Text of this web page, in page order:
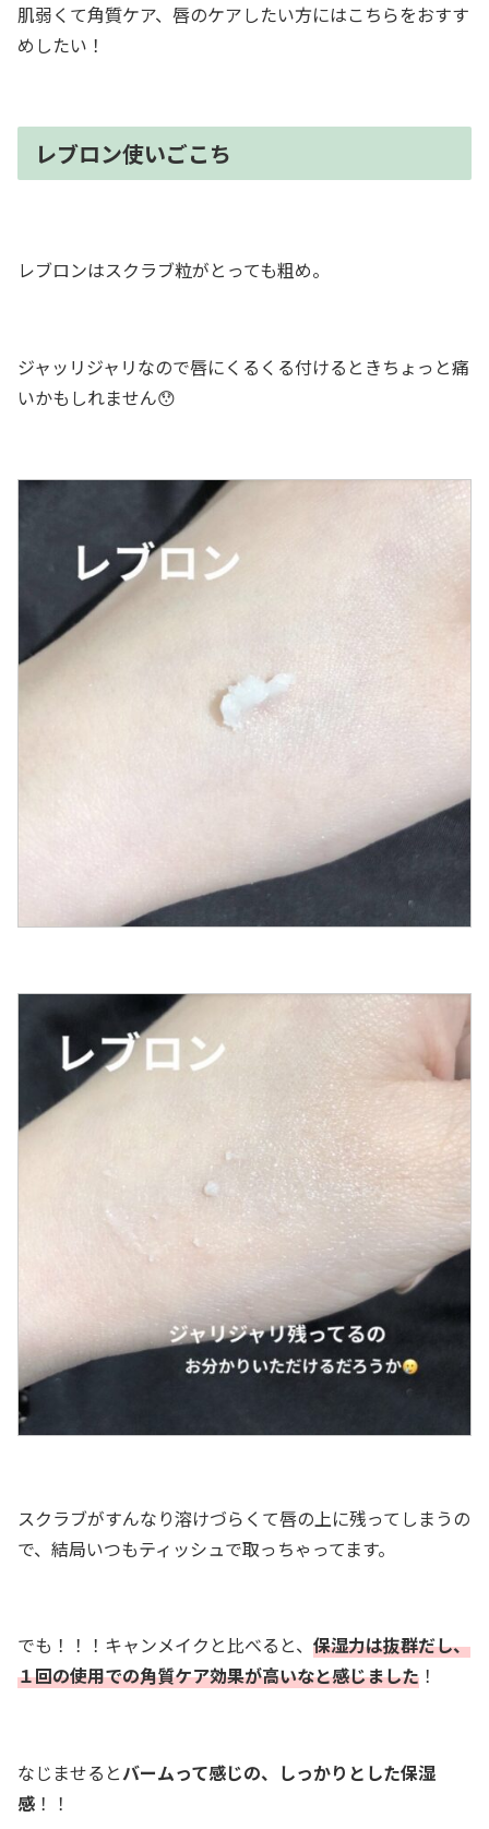
肌弱くて角質ケア、唇のケアしたい方にはこちらをおすす
めしたい！
レブロン使いごこち
レブロンはスクラブ粒がとっても粗め。
ジャッリジャリなので唇にくるくる付けるときちょっと痛
いかもしれません😯
スクラブがすんなり溶けづらくて唇の上に残ってしまうの
で、結局いつもティッシュで取っちゃってます。
でも！！！キャンメイクと比べると、 保湿力は抜群だし、
１回の使用での角質ケア効果が高いなと感じました ！
なじませるとバームって感じの、しっかりとした保湿
感 ！！